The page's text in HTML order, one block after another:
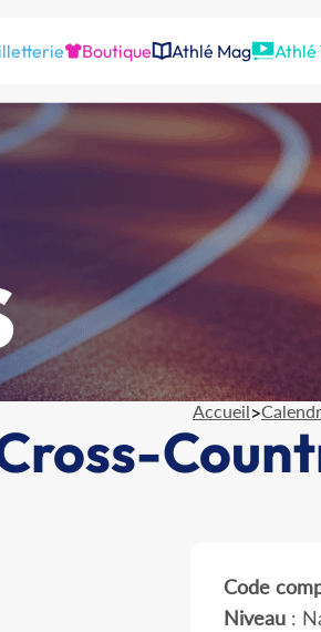
Boutique Athlé Mag Athlé
Accueil>
Code
Niveau: